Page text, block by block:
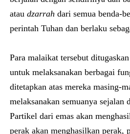
atau dzarrah dari semua benda-
perintah Tuhan dan berlaku
Para malaikat tersebut
untuk melaksanakan berbagai
ditetapkan atas mereka masing-
melaksanakan semuanya sejalan
Partikel dari emas akan
perak akan menghasilkan perak,